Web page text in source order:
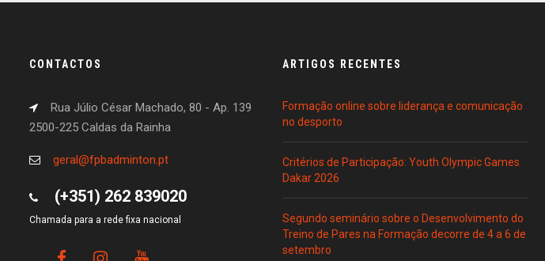
CONTACTOS
Rua Júlio César Machado, 80 - Ap. 139
2500-225 Caldas da Rainha
geral@fpbadminton.pt
(+351) 262 839020
Chamada para a rede fixa nacional
ARTIGOS RECENTES
Formação online sobre liderança e comunicação
no desporto
Critérios de Participação: Youth Olympic Games
Dakar 2026
Segundo seminário sobre o Desenvolvimento do
Treino de Pares na Formação decorre de 4 a 6 de
setembro